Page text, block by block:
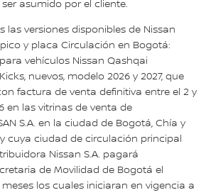
ser asumido por el cliente.
las versiones disponibles de Nissan
y placa Circulación en Bogotá:
vehículos Nissan Qashqai
nuevos, modelo 2026 y 2027, que
factura de venta definitiva entre el 2 y
en las vitrinas de venta de
S.A. en la ciudad de Bogotá, Chía y
cuya ciudad de circulación principal
Nissan S.A. pagará
de Movilidad de Bogotá el
los cuales iniciaran en vigencia a